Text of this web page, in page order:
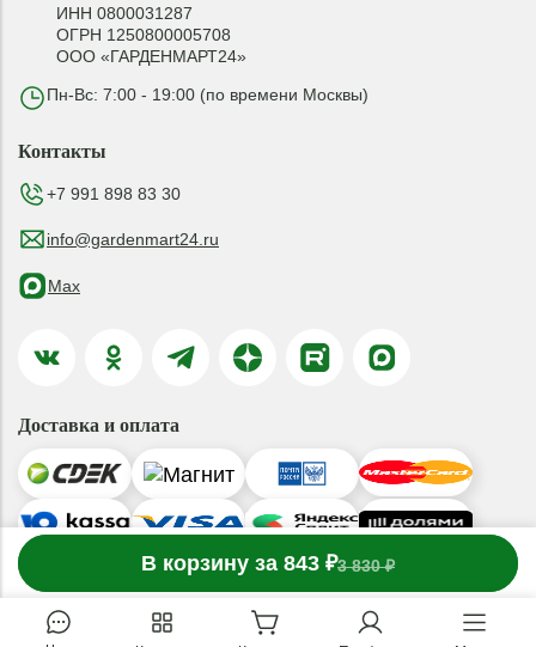
В корзину за 843 ₽3 830 ₽
1 товар в корзине
ИНН 0800031287
ОГРН 1250800005708
ООО «ГАРДЕНМАРТ24»
Пн-Вс: 7:00 - 19:00 (по времени Москвы)
Контакты
+7 991 898 83 30
info@gardenmart24.ru
Max
Доставка и оплата
© 2019-2026 ООО «ГАРДЕНМАРТ24»